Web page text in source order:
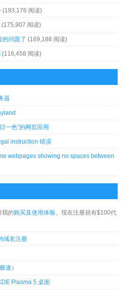
(193,176 阅读)
(175,907 阅读)
的问题了 (169,188 阅读)
(116,458 阅读)
器
一色”的网页应用
instruction 错误
webpages showing no spaces between
我的购买及使用体验。现在注册就有$100代
域名注册
速 ）
Plasma 5 桌面